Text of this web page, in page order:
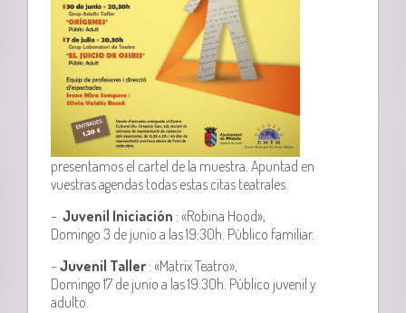
presentamos el cartel de la muestra. Apuntad en
vuestras agendas todas estas citas teatrales.
–Juvenil Iniciación : «Robina Hood»,
Domingo 3 de junio a las 19:30h. Público familiar.
–Juvenil Taller : «Matrix Teatro»,
Domingo 17 de junio a las 19:30h. Público juvenil y
adulto.